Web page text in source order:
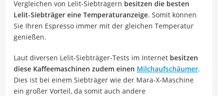
Vergleichen von Lelit-Siebträgern besitzen die besten
Lelit-Siebträger eine Temperaturanzeige. Somit können
Sie Ihren Espresso immer mit der gleichen Temperatur
genießen.
Laut diversen Lelit-Siebträger-Tests im Internet besitzen
diese Kaffeemaschinen zudem einen Milchaufschäumer.
Dies ist bei einem Siebträger wie der Mara-X-Maschine
ein großer Vorteil, da somit auch andere